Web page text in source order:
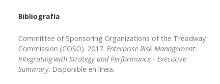
Bibliografía
Committee of Sponsoring Organizations of the Treadway
Commission (COSO). 2017. Enterprise Risk Management:
Integrating with Strategy and Performance - Executive
Summary. Disponible en línea.